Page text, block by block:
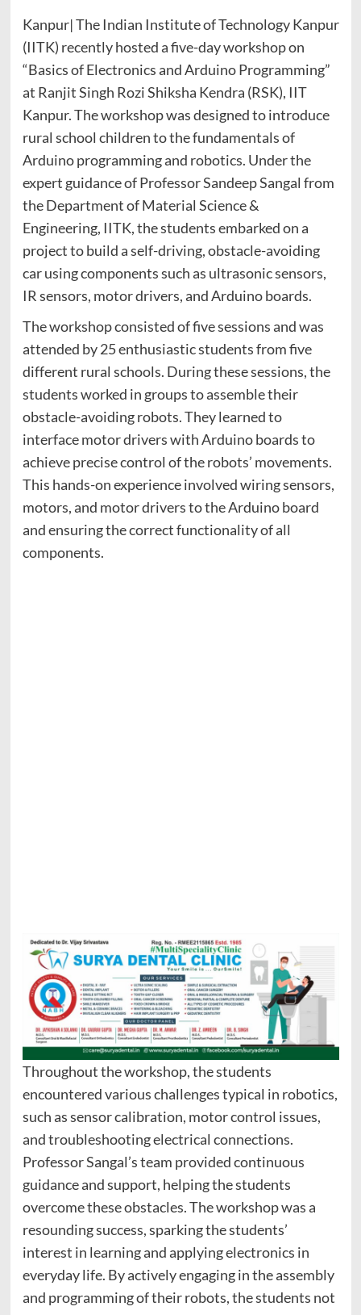
Kanpur| The Indian Institute of Technology Kanpur
(IITK) recently hosted a five-day workshop on
“Basics of Electronics and Arduino Programming”
at Ranjit Singh Rozi Shiksha Kendra (RSK), IIT
Kanpur. The workshop was designed to introduce
rural school children to the fundamentals of
Arduino programming and robotics. Under the
expert guidance of Professor Sandeep Sangal from
the Department of Material Science &
Engineering, IITK, the students embarked on a
project to build a self-driving, obstacle-avoiding
car using components such as ultrasonic sensors,
IR sensors, motor drivers, and Arduino boards.
The workshop consisted of five sessions and was
attended by 25 enthusiastic students from five
different rural schools. During these sessions, the
students worked in groups to assemble their
obstacle-avoiding robots. They learned to
interface motor drivers with Arduino boards to
achieve precise control of the robots’ movements.
This hands-on experience involved wiring sensors,
motors, and motor drivers to the Arduino board
and ensuring the correct functionality of all
components.
Throughout the workshop, the students
encountered various challenges typical in robotics,
such as sensor calibration, motor control issues,
and troubleshooting electrical connections.
Professor Sangal’s team provided continuous
guidance and support, helping the students
overcome these obstacles. The workshop was a
resounding success, sparking the students’
interest in learning and applying electronics in
everyday life. By actively engaging in the assembly
and programming of their robots, the students not